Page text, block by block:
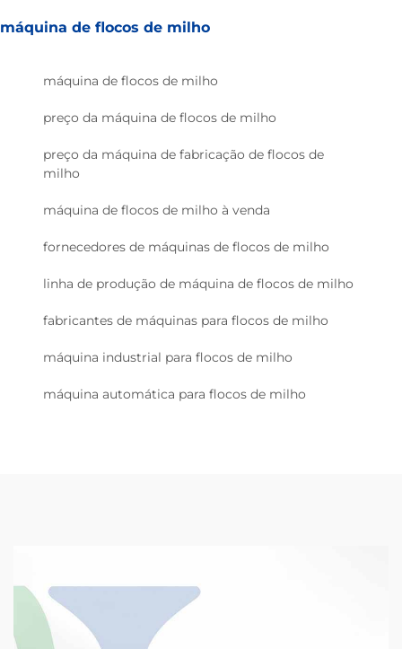
máquina de flocos de milho
máquina de flocos de milho
preço da máquina de flocos de milho
preço da máquina de fabricação de flocos de
milho
máquina de flocos de milho à venda
fornecedores de máquinas de flocos de milho
linha de produção de máquina de flocos de milho
fabricantes de máquinas para flocos de milho
máquina industrial para flocos de milho
máquina automática para flocos de milho